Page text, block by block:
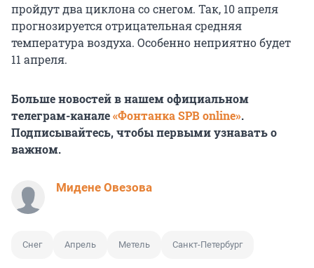
пройдут два циклона со снегом. Так, 10 апреля
прогнозируется отрицательная средняя
температура воздуха. Особенно неприятно будет
11 апреля.
Больше новостей в нашем официальном
телеграм-канале«Фонтанка SPB online».
Подписывайтесь, чтобы первыми узнавать о
важном.
Мидене Овезова
Снег Апрель Метель Санкт-Петербург